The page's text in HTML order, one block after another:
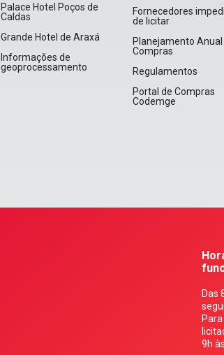
Palace Hotel Poços de
Caldas
Grande Hotel de Araxá
Informações de
geoprocessamento
Fornecedores
de licitar
Planejamento Anual
Compras
Regulamentos
Portal de Compras
Codemge
Das
9h